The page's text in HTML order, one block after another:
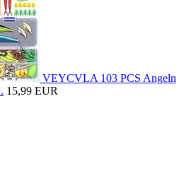
VEYCVLA 103 PCS Angeln
15,99 EUR